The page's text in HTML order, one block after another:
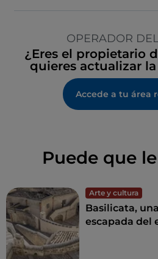
OPERADOR
¿Eres el propietario
quieres actualizar
Accede a tu área
Puede que
Arte y cultura
Basilicata, una
escapada del estrés